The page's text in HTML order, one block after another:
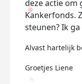
deze actie om
Kankerfonds.
steunen? Ik
Alvast hartelijk
Groetjes Liene